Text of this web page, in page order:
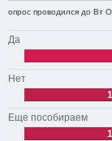
опрос проводился до Вт
Да
Нет
1
Еще пособираем
1